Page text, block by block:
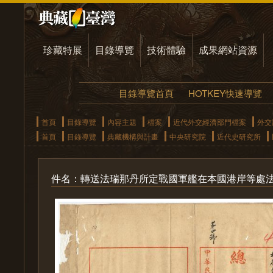
珍藏特展 目錄導覽 技術體驗 成果網站資源
目錄導覽首頁 HOTKEY快速導覽
首頁 目錄導覽 內容主題 檔案 近代外交經濟部門檔案
外
首頁
目錄導覽 典藏機構與計畫 中央研究院 近代史研究所
件名：轉送法瑞那丹所定戰國軍艦在本國港岸等處